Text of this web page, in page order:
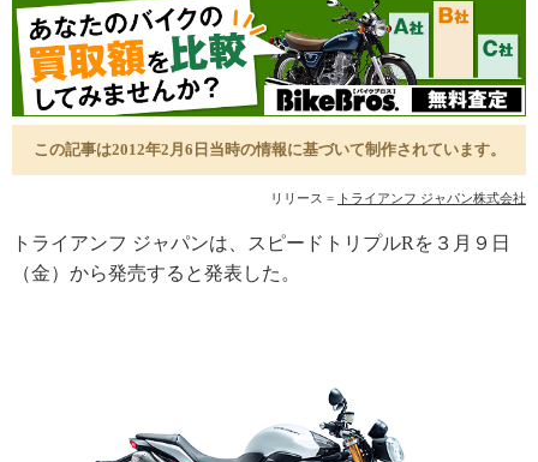
この記事は2012年2月6日当時の情報に基づいて制作されています。
リリース = トライアンフ ジャパン株式会社
トライアンフ ジャパンは、スピードトリプルRを３月９日
（金）から発売すると発表した。